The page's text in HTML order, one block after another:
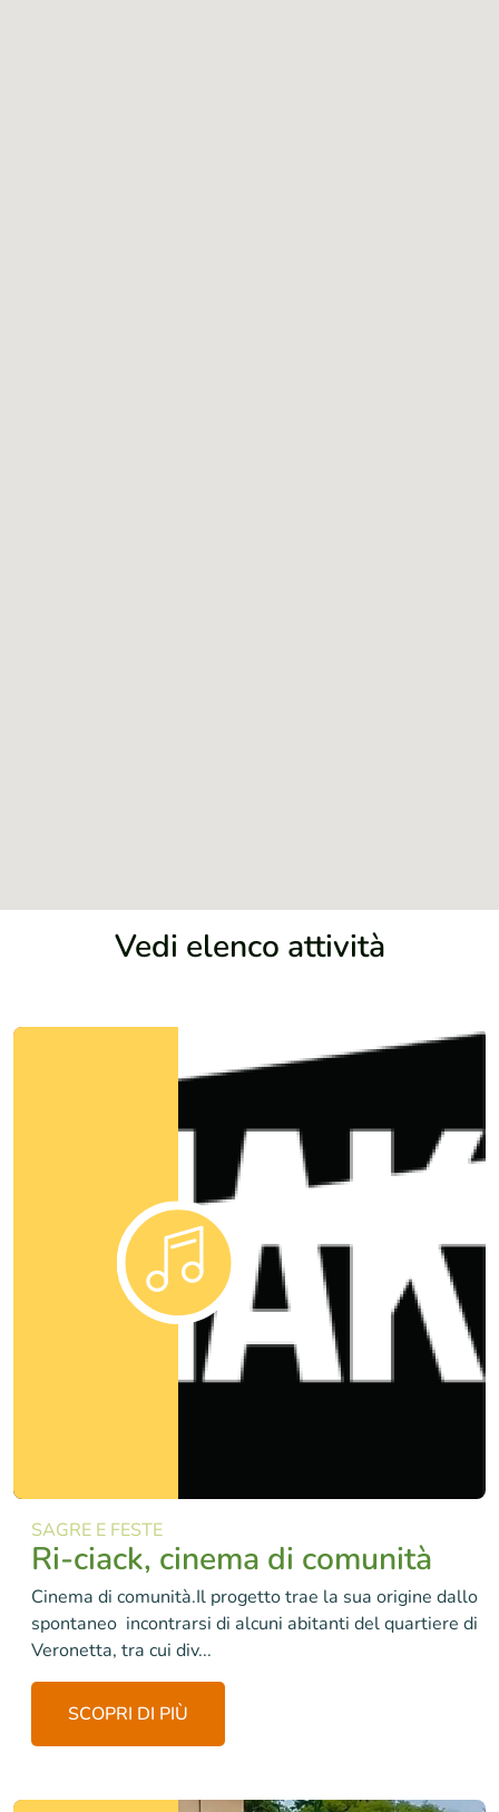
Vedi elenco attività
SAGRE E FESTE
Ri-ciack, cinema di comunità
Cinema di comunità.Il progetto trae la sua origine dallo
spontaneo incontrarsi di alcuni abitanti del quartiere di
Veronetta, tra cui div...
SCOPRI DI PIÙ